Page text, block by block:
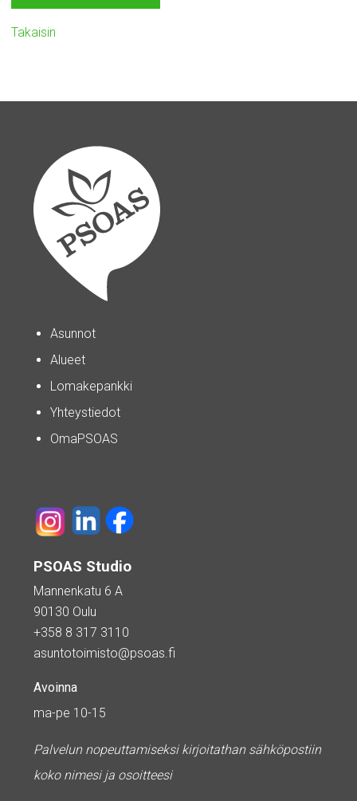
Takaisin
Asunnot
Alueet
Lomakepankki
Yhteystiedot
OmaPSOAS
PSOAS Studio
Mannenkatu 6 A
90130 Oulu
+358 8 317 3110
asuntotoimisto@psoas.fi
Avoinna
ma-pe 10-15
Palvelun nopeuttamiseksi kirjoitathan sähköpostiin
koko nimesi ja osoitteesi